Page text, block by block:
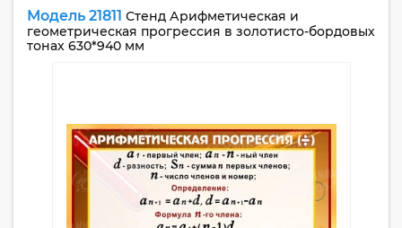
Модель 21811 Стенд Арифметическая и
геометрическая прогрессия в золотисто-бордовых
тонах 630*940 мм